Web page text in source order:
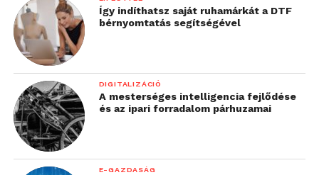
váltakozását, ami minden kamera számára kihívást
jelent. A fontos tárgyak, mint például a
rendszámtáblák, még akkor is olvashatóak
maradnak, ha elvakítja a szembe jövő autó.
Így indíthatsz saját ruhamárkát a DTF
bérnyomtatás segítségével
DIGITALIZÁCIÓ
A mesterséges intelligencia fejlődése
és az ipari forradalom párhuzamai
E-GAZDASÁG